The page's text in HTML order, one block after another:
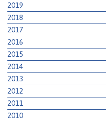
2019
2018
2017
2016
2015
2014
2013
2012
2011
2010